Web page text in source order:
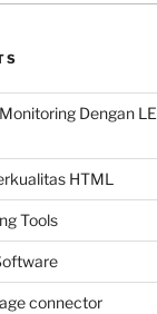
Dengan
HTML
Tools
connector